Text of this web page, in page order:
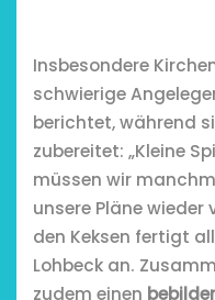
Insbesondere
schwierige
berichtet, während
zubereitet: „Kleine
müssen wir
unsere Pläne wieder
den Keksen fertigt
Lohbeck an.
zudem einen